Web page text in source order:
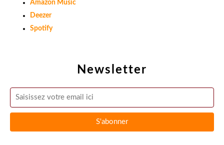
Newsletter
Amazon Music
Deezer
Spotify